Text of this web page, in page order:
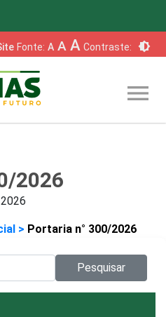
Fonte: A A A Contraste: brightness_6
menu
2026
> Portaria n° 300/2026
Pesquisar